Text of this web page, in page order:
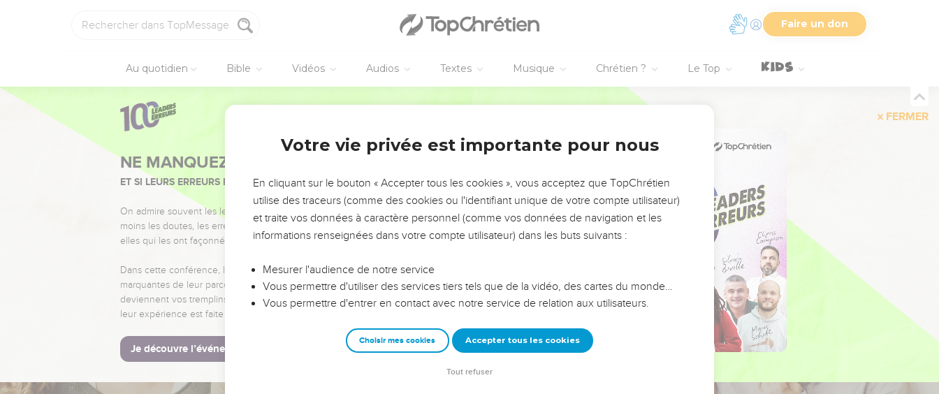
Faire un don
Au quotidien Bible Vidéos Audios Textes Musique Chrétien ? Le Top
FERMER
NE MANQUEZ PAS L’ÉVÉNEMENT DE L’ANNÉE !
ET SI LEURS ERREURS POUVAIENT VOUS ÉVITER LES VOTRES ?
On admire souvent les leaders pour leurs réussites, leur impact, leur foi ou leur vision. Mais on voit
moins les doutes, les erreurs et les saisons difficiles qu'ils ont traversés, alors même que ce sont
elles qui les ont façonnés.
Dans cette conférence, leaders, entrepreneurs, et responsables reviennent sur les erreurs
marquantes de leur parcours et les clés pour avancer avec plus de sagesse afin que leurs erreurs
deviennent vos tremplins. Que vous guidiez un ministère, une équipe, un groupe ou une famille,
leur expérience est faite pour vous.
Je découvre l’événement
Votre vie privée est importante pour nous
En cliquant sur le bouton « Accepter tous les cookies », vous acceptez que TopChrétien
utilise des traceurs (comme des cookies ou l'identifiant unique de votre compte utilisateur)
et traite vos données à caractère personnel (comme vos données de navigation et les
informations renseignées dans votre compte utilisateur) dans les buts suivants :
Mesurer l'audience de notre service
Vous permettre d'utiliser des services tiers tels que de la vidéo, des cartes du monde…
Vous permettre d'entrer en contact avec notre service de relation aux utilisateurs.
Choisir mes cookies Accepter tous les cookies
Tout refuser